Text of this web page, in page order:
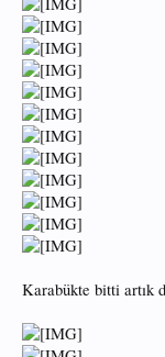
Karabükte bitti artık